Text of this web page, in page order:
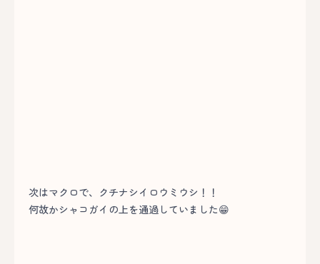
次はマクロで、クチナシイロウミウシ！！
何故かシャコガイの上を通過していました😁